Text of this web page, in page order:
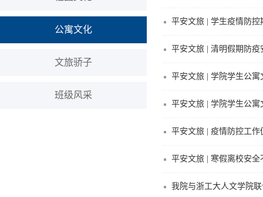
公寓文化
文旅骄子
班级风采
平安文旅 | 学生疫情防
平安文旅 | 清明假期防疫
平安文旅 | 学院学生公
平安文旅 | 学院学生公
平安文旅 | 疫情防控工作
平安文旅 | 寒假离校安全
我院与浙工大人文学院